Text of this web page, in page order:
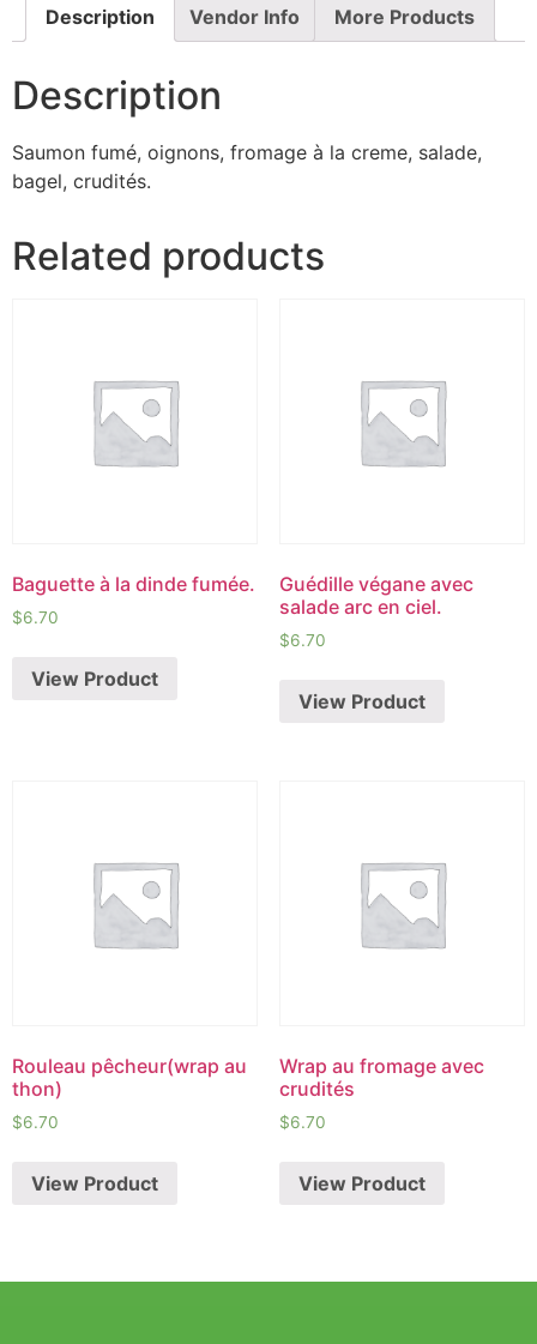
Description Vendor Info More Products
Description
Saumon fumé, oignons, fromage à la creme, salade,
bagel, crudités.
Related products
Baguette à la dinde fumée.
$6.70
View Product
Guédille végane avec
salade arc en ciel.
$6.70
View Product
Rouleau pêcheur(wrap au
thon)
$6.70
View Product
Wrap au fromage avec
crudités
$6.70
View Product